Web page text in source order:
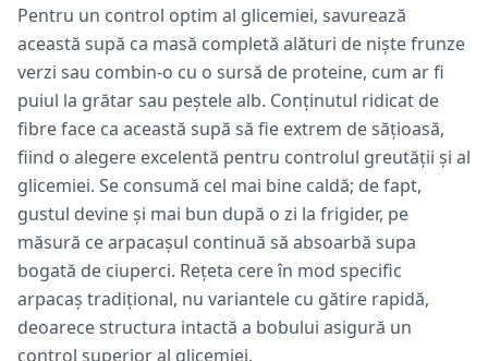
Pentru un control optim al glicemiei, savurează
această supă ca masă completă alături de niște frunze
verzi sau combin-o cu o sursă de proteine, cum ar fi
puiul la grătar sau peștele alb. Conținutul ridicat de
fibre face ca această supă să fie extrem de sățioasă,
fiind o alegere excelentă pentru controlul greutății și al
glicemiei. Se consumă cel mai bine caldă; de fapt,
gustul devine și mai bun după o zi la frigider, pe
măsură ce arpacașul continuă să absoarbă supa
bogată de ciuperci. Rețeta cere în mod specific
arpacaș tradițional, nu variantele cu gătire rapidă,
deoarece structura intactă a bobului asigură un
control superior al glicemiei.